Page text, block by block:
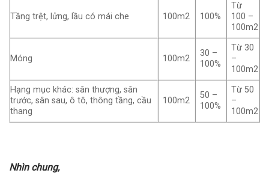
Tầng trệt, lửng, lầu có mái che 100m2 100%
Từ
100 –
100m2
Móng 100m2
30 –
100%
Từ 30
–
100m2
Hạng mục khác: sân thượng, sân
trước, sân sau, ô tô, thông tầng, cầu
thang
100m2
50 –
100%
Từ 50
–
100m2
Nhìn chung,